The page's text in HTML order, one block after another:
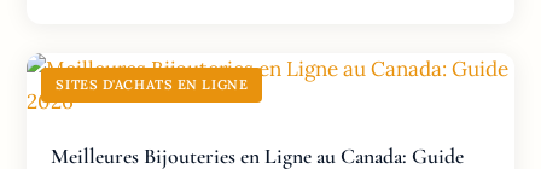
SITES D'ACHATS EN LIGNE
Meilleures Bijouteries en Ligne au Canada: Guide